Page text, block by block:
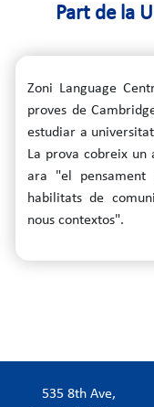
Part de la
Zoni Language
proves de
estudiar a
La prova cobreix
ara "el pensament
habilitats de
nous contextos".
535 8th Ave,